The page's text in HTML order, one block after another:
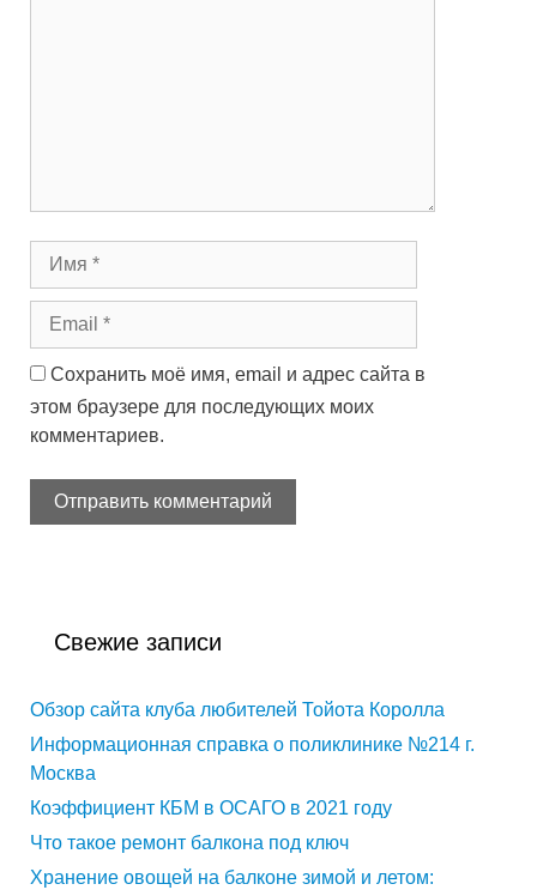
Сохранить моё имя, email и адрес сайта в
этом браузере для последующих моих
комментариев.
Свежие записи
Обзор сайта клуба любителей Тойота Королла
Информационная справка о поликлинике №214 г.
Москва
Коэффициент КБМ в ОСАГО в 2021 году
Что такое ремонт балкона под ключ
Хранение овощей на балконе зимой и летом: